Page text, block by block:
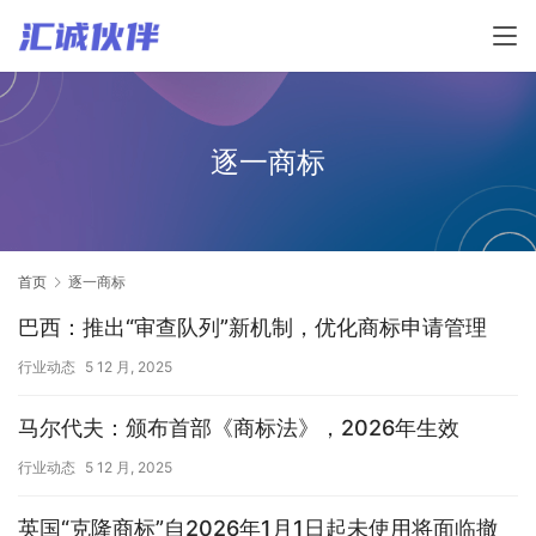
逐一商标
首页 逐一商标
巴西：推出“审查队列”新机制，优化商标申请管理
行业动态 5 12 月, 2025
马尔代夫：颁布首部《商标法》，2026年生效
行业动态 5 12 月, 2025
英国“克隆商标”自2026年1月1日起未使用将面临撤